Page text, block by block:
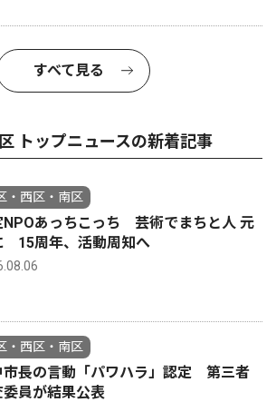
すべて見る
トップニュースの新着記事
・西区・南区
NPOあっちこっち 芸術でまちと人 元
15周年、活動周知へ
・西区・南区
市長の言動「パワハラ」認定 第三者
委員が結果公表